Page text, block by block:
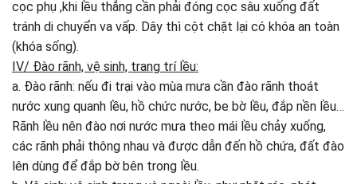
cọc phụ ,khi lều thẳng cần phải đóng cọc sâu xuống đất
tránh di chuyển va vấp. Dây thì cột chặt lại có khóa an toàn
(khóa sống).
IV/ Đào rãnh, vệ sinh, trang trí lều:
a. Đào rãnh: nếu đi trại vào mùa mưa cần đào rãnh thoát
nước xung quanh lều, hồ chức nước, be bờ lều, đắp nền lều…
Rãnh lều nên đào nơi nước mưa theo mái lều chảy xuống,
các rãnh phải thông nhau và được dẫn đến hồ chứa, đất đào
lên dùng để đắp bờ bên trong lều.